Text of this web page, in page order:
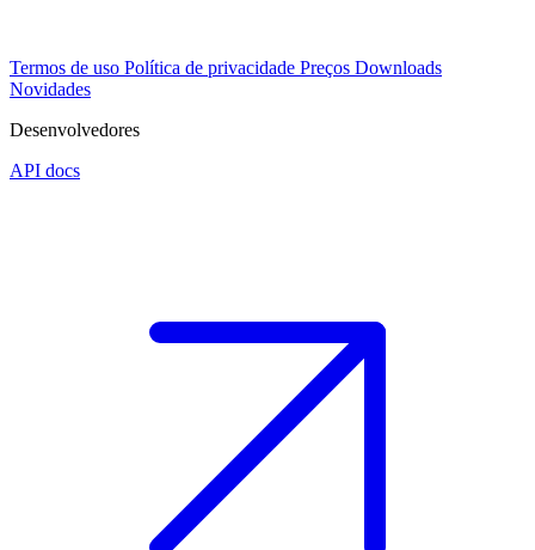
Termos de uso Política de privacidade Preços Downloads
Novidades
Desenvolvedores
API docs